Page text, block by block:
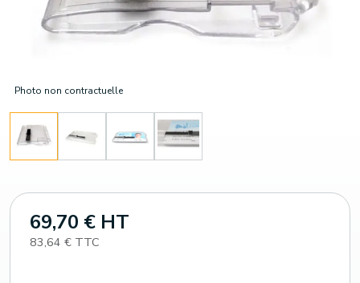
Photo non contractuelle
69,70 € HT
83,64 € TTC